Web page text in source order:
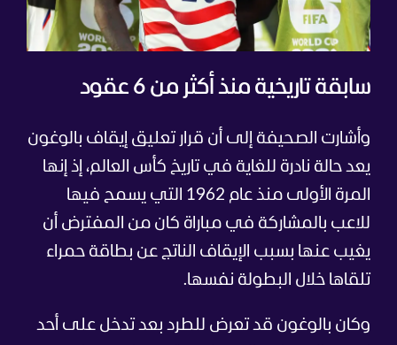
سابقة تاريخية منذ أكثر من 6 عقود
وأشارت الصحيفة إلى أن قرار تعليق إيقاف بالوغون
يعد حالة نادرة للغاية في تاريخ كأس العالم، إذ إنها
المرة الأولى منذ عام 1962 التي يسمح فيها
للاعب بالمشاركة في مباراة كان من المفترض أن
يغيب عنها بسبب الإيقاف الناتج عن بطاقة حمراء
تلقاها خلال البطولة نفسها.
وكان بالوغون قد تعرض للطرد بعد تدخل على أحد